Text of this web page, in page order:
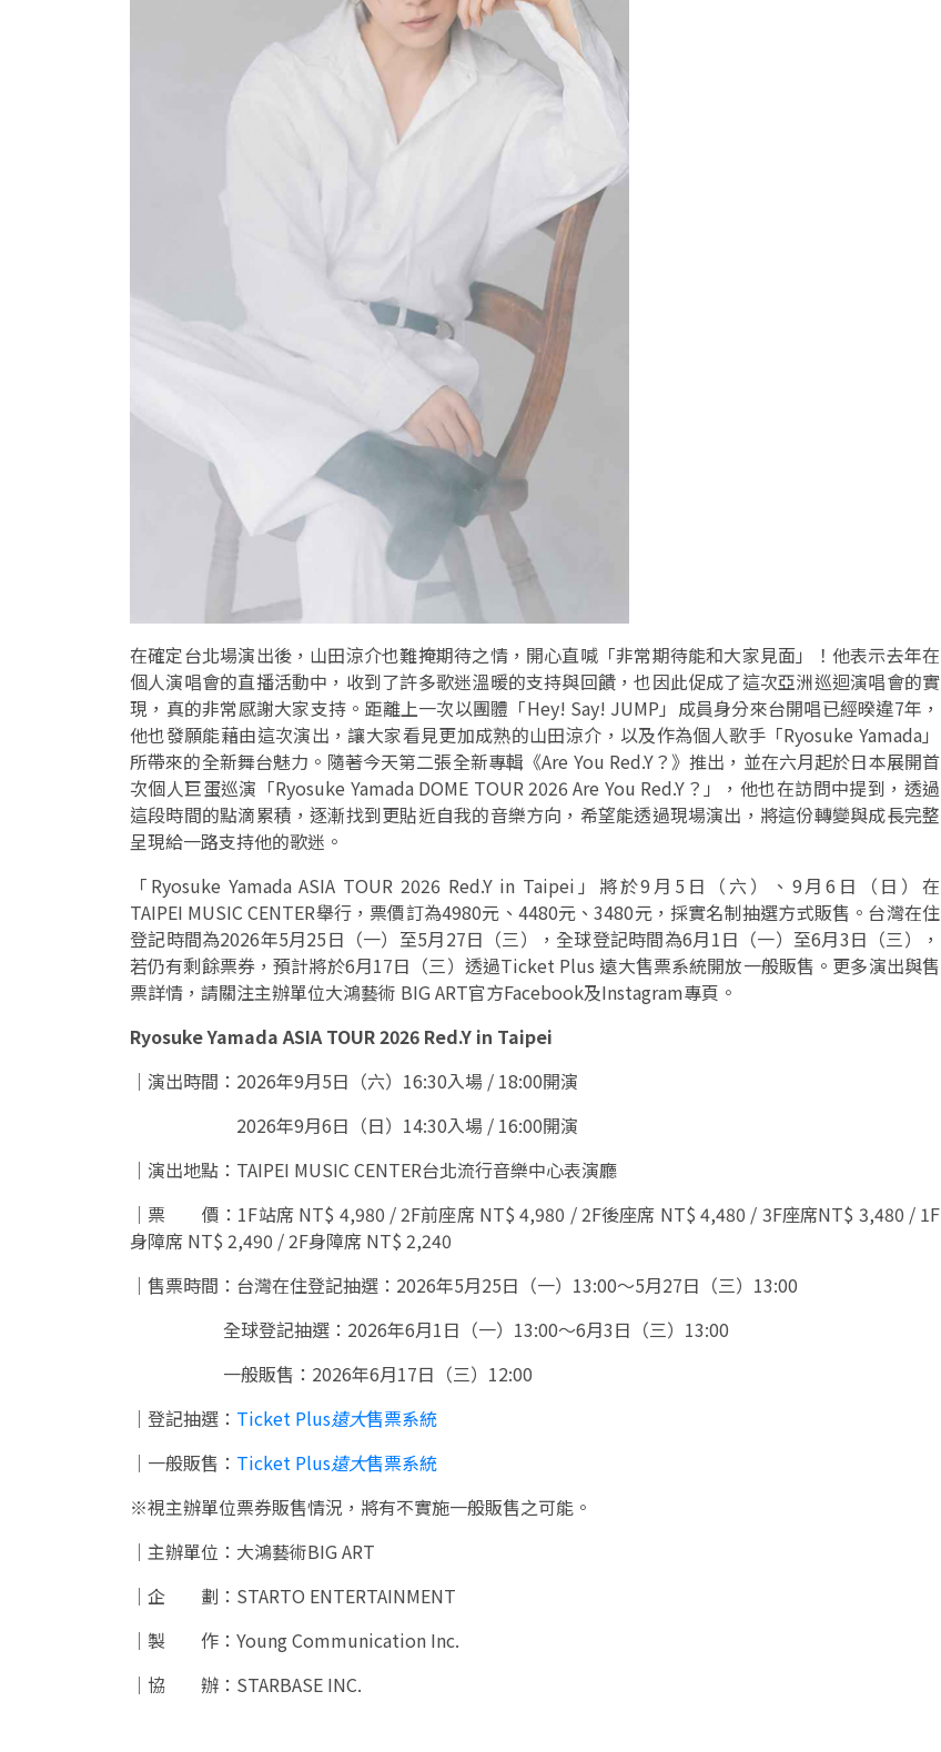
在確定台北場演出後，山田涼介也難掩期待之情，開心直喊「非常期待能和大家見面」！他表示去年在
個人演唱會的直播活動中，收到了許多歌迷溫暖的支持與回饋，也因此促成了這次亞洲巡迴演唱會的實
現，真的非常感謝大家支持。距離上一次以團體「Hey! Say! JUMP」成員身分來台開唱已經暌違7年，
他也發願能藉由這次演出，讓大家看見更加成熟的山田涼介，以及作為個人歌手「Ryosuke Yamada」
所帶來的全新舞台魅力。隨著今天第二張全新專輯《Are You Red.Y？》推出，並在六月起於日本展開首
次個人巨蛋巡演「Ryosuke Yamada DOME TOUR 2026 Are You Red.Y？」，他也在訪問中提到，透過
這段時間的點滴累積，逐漸找到更貼近自我的音樂方向，希望能透過現場演出，將這份轉變與成長完整
呈現給一路支持他的歌迷。
「Ryosuke Yamada ASIA TOUR 2026 Red.Y in Taipei」將於9月5日（六）、9月6日（日）在
TAIPEI MUSIC CENTER舉行，票價訂為4980元、4480元、3480元，採實名制抽選方式販售。台灣在住
登記時間為2026年5月25日（一）至5月27日（三），全球登記時間為6月1日（一）至6月3日（三），
若仍有剩餘票券，預計將於6月17日（三）透過Ticket Plus 遠大售票系統開放一般販售。更多演出與售
票詳情，請關注主辦單位大鴻藝術 BIG ART官方Facebook及Instagram專頁。
Ryosuke Yamada ASIA TOUR 2026 Red.Y in Taipei
｜演出時間：2026年9月5日（六）16:30入場 / 18:00開演
2026年9月6日（日）14:30入場 / 16:00開演
｜演出地點：TAIPEI MUSIC CENTER台北流行音樂中心表演廳
｜票 價：1F站席 NT$ 4,980 / 2F前座席 NT$ 4,980 / 2F後座席 NT$ 4,480 / 3F座席NT$ 3,480 / 1F
身障席 NT$ 2,490 / 2F身障席 NT$ 2,240
｜售票時間：台灣在住登記抽選：2026年5月25日（一）13:00～5月27日（三）13:00
全球登記抽選：2026年6月1日（一）13:00～6月3日（三）13:00
一般販售：2026年6月17日（三）12:00
｜登記抽選： Ticket Plus遠大售票系統
｜一般販售： Ticket Plus遠大售票系統
※視主辦單位票券販售情況，將有不實施一般販售之可能。
｜主辦單位：大鴻藝術BIG ART
｜企 劃：STARTO ENTERTAINMENT
｜製 作：Young Communication Inc.
｜協 辦：STARBASE INC.